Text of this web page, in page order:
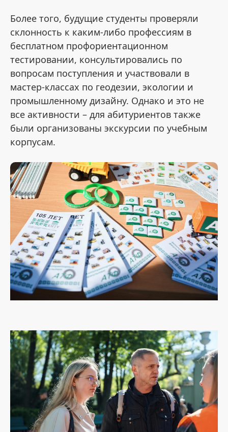
Более того, будущие студенты проверяли
склонность к каким-либо профессиям в
бесплатном профориентационном
тестировании, консультировались по
вопросам поступления и участвовали в
мастер-классах по геодезии, экологии и
промышленному дизайну. Однако и это не
все активности – для абитуриентов также
были организованы экскурсии по учебным
корпусам.